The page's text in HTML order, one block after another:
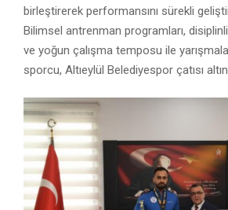
birleştirerek performansını sürekli
Bilimsel antrenman programları,
ve yoğun çalışma temposu ile
sporcu, Altıeylül Belediyespor çatısı